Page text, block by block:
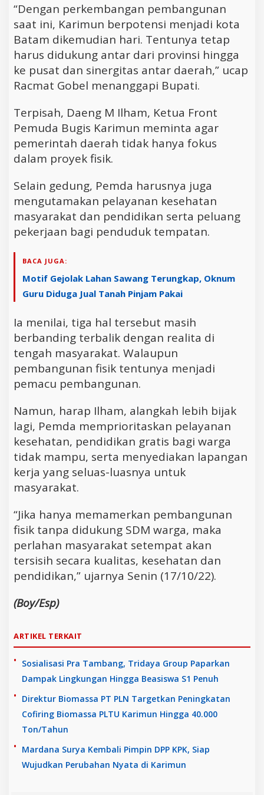
“Dengan perkembangan pembangunan
saat ini, Karimun berpotensi menjadi kota
Batam dikemudian hari. Tentunya tetap
harus didukung antar dari provinsi hingga
ke pusat dan sinergitas antar daerah,” ucap
Racmat Gobel menanggapi Bupati.
Terpisah, Daeng M Ilham, Ketua Front
Pemuda Bugis Karimun meminta agar
pemerintah daerah tidak hanya fokus
dalam proyek fisik.
Selain gedung, Pemda harusnya juga
mengutamakan pelayanan kesehatan
masyarakat dan pendidikan serta peluang
pekerjaan bagi penduduk tempatan.
BACA JUGA:
Motif Gejolak Lahan Sawang Terungkap, Oknum
Guru Diduga Jual Tanah Pinjam Pakai
Ia menilai, tiga hal tersebut masih
berbanding terbalik dengan realita di
tengah masyarakat. Walaupun
pembangunan fisik tentunya menjadi
pemacu pembangunan.
Namun, harap Ilham, alangkah lebih bijak
lagi, Pemda memprioritaskan pelayanan
kesehatan, pendidikan gratis bagi warga
tidak mampu, serta menyediakan lapangan
kerja yang seluas-luasnya untuk
masyarakat.
“Jika hanya memamerkan pembangunan
fisik tanpa didukung SDM warga, maka
perlahan masyarakat setempat akan
tersisih secara kualitas, kesehatan dan
pendidikan,” ujarnya Senin (17/10/22).
(Boy/Esp)
ARTIKEL TERKAIT
Sosialisasi Pra Tambang, Tridaya Group Paparkan
Dampak Lingkungan Hingga Beasiswa S1 Penuh
Direktur Biomassa PT PLN Targetkan Peningkatan
Cofiring Biomassa PLTU Karimun Hingga 40.000
Ton/Tahun
Mardana Surya Kembali Pimpin DPP KPK, Siap
Wujudkan Perubahan Nyata di Karimun